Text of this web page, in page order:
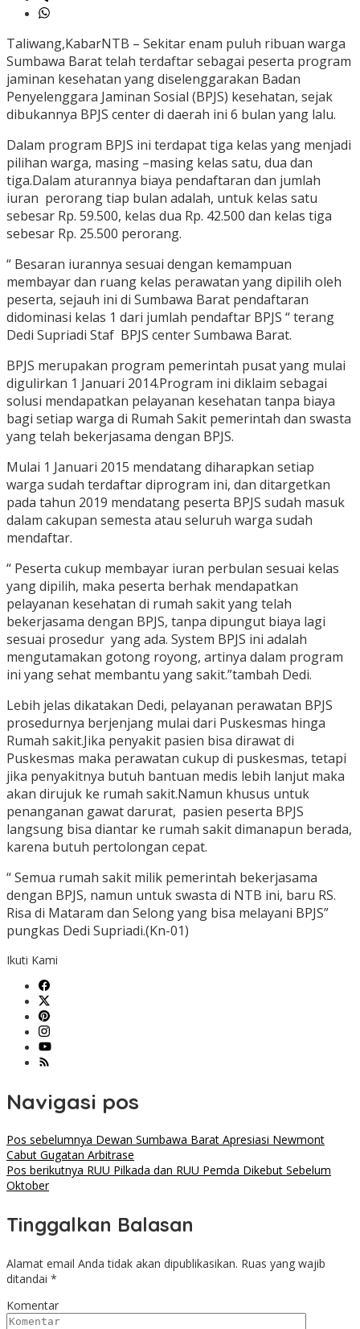
Taliwang,KabarNTB – Sekitar enam puluh ribuan warga
Sumbawa Barat telah terdaftar sebagai peserta program
jaminan kesehatan yang diselenggarakan Badan
Penyelenggara Jaminan Sosial (BPJS) kesehatan, sejak
dibukannya BPJS center di daerah ini 6 bulan yang lalu.
Dalam program BPJS ini terdapat tiga kelas yang menjadi
pilihan warga, masing –masing kelas satu, dua dan
tiga.Dalam aturannya biaya pendaftaran dan jumlah
iuran perorang tiap bulan adalah, untuk kelas satu
sebesar Rp. 59.500, kelas dua Rp. 42.500 dan kelas tiga
sebesar Rp. 25.500 perorang.
“ Besaran iurannya sesuai dengan kemampuan
membayar dan ruang kelas perawatan yang dipilih oleh
peserta, sejauh ini di Sumbawa Barat pendaftaran
didominasi kelas 1 dari jumlah pendaftar BPJS “ terang
Dedi Supriadi Staf BPJS center Sumbawa Barat.
BPJS merupakan program pemerintah pusat yang mulai
digulirkan 1 Januari 2014.Program ini diklaim sebagai
solusi mendapatkan pelayanan kesehatan tanpa biaya
bagi setiap warga di Rumah Sakit pemerintah dan swasta
yang telah bekerjasama dengan BPJS.
Mulai 1 Januari 2015 mendatang diharapkan setiap
warga sudah terdaftar diprogram ini, dan ditargetkan
pada tahun 2019 mendatang peserta BPJS sudah masuk
dalam cakupan semesta atau seluruh warga sudah
mendaftar.
“ Peserta cukup membayar iuran perbulan sesuai kelas
yang dipilih, maka peserta berhak mendapatkan
pelayanan kesehatan di rumah sakit yang telah
bekerjasama dengan BPJS, tanpa dipungut biaya lagi
sesuai prosedur yang ada. System BPJS ini adalah
mengutamakan gotong royong, artinya dalam program
ini yang sehat membantu yang sakit.”tambah Dedi.
Lebih jelas dikatakan Dedi, pelayanan perawatan BPJS
prosedurnya berjenjang mulai dari Puskesmas hinga
Rumah sakit.Jika penyakit pasien bisa dirawat di
Puskesmas maka perawatan cukup di puskesmas, tetapi
jika penyakitnya butuh bantuan medis lebih lanjut maka
akan dirujuk ke rumah sakit.Namun khusus untuk
penanganan gawat darurat, pasien peserta BPJS
langsung bisa diantar ke rumah sakit dimanapun berada,
karena butuh pertolongan cepat.
“ Semua rumah sakit milik pemerintah bekerjasama
dengan BPJS, namun untuk swasta di NTB ini, baru RS.
Risa di Mataram dan Selong yang bisa melayani BPJS”
pungkas Dedi Supriadi.(Kn-01)
Ikuti Kami
Navigasi pos
Pos sebelumnya Dewan Sumbawa Barat Apresiasi Newmont
Cabut Gugatan Arbitrase
Pos berikutnya RUU Pilkada dan RUU Pemda Dikebut Sebelum
Oktober
Tinggalkan Balasan
Alamat email Anda tidak akan dipublikasikan. Ruas yang wajib
ditandai *
Komentar